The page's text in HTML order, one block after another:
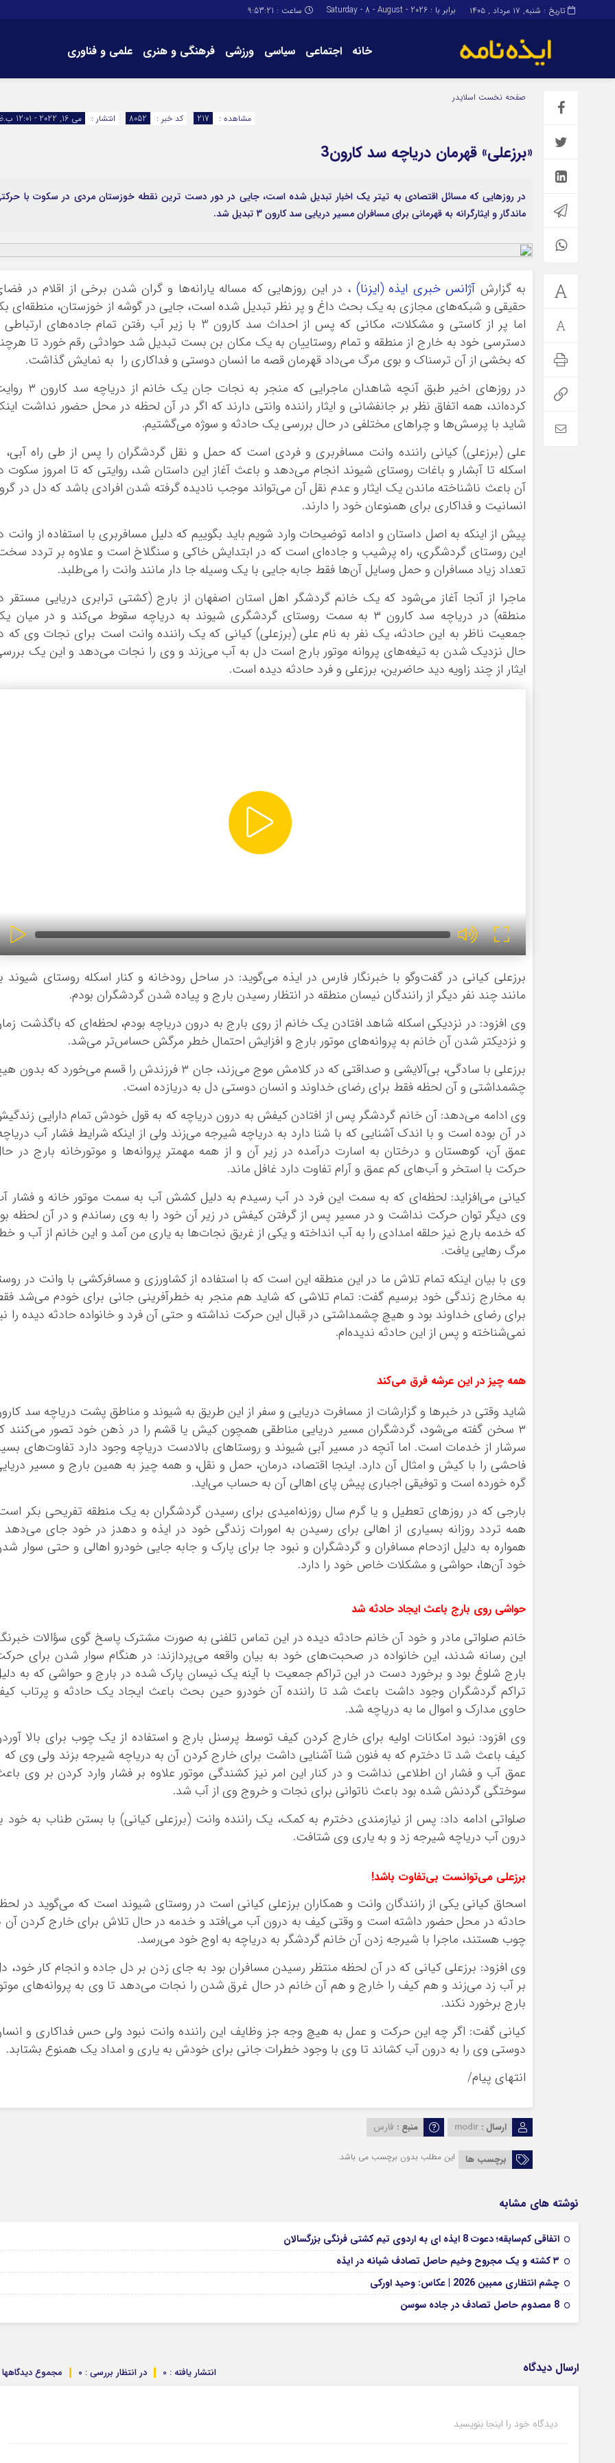
تاریخ : شنبه, ۱۷ مرداد , ۱۴۰۵ برابر با : Saturday - 8 - August - 2026 ساعت : 9:53:22
خانه اجتماعی سیاسی ورزشی فرهنگی و هنری علمی و فناوری
برگه نمونهصفحه نخست اسلایدر
انتشار :
می 16, 2022 - 12:01 ب.ظ کد خبر : 8052 مشاهده : 217
«برزعلی» قهرمان دریاچه سد کارون3
در روزهایی که مسائل اقتصادی به تیتر یک اخبار تبدیل شده است، جایی در دور دست ترین نقطه خوزستان مردی در سکوت با
ماندگار و ایثارگرانه به قهرمانی برای مسافران مسیر دریایی سد کارون 3 تبدیل شد.
به گزارش آژانس خبری ایذه (ایزنا) ، در این روزهایی که مساله یارانه‌ها و گران شدن برخی از اقلام در
حقیقی و شبکه‌های مجازی به یک بحث داغ و پر نظر تبدیل شده است، جایی در گوشه از خوزستان، منطقه‌ای
اما پر از کاستی و مشکلات، مکانی که پس از احداث سد کارون 3 با زیر آب رفتن تمام جاده‌های
دسترسی خود به خارج از منطقه و تمام روستاییان به یک مکان بن بست تبدیل شد حوادثی رقم خورد تا
که بخشی از آن ترسناک و بوی مرگ می‌داد قهرمان قصه ما انسان دوستی و فداکاری را به نمایش گذاشت.
در روز‌های اخیر طبق آنچه شاهدان ماجرایی که منجر به نجات جان یک
کرده‌اند، همه اتفاق نظر بر جانفشانی و ایثار راننده وانتی دارند که اگر در آن لحظه در محل حضور نداشت
شاید با پرسش‌ها و چرا‌های مختلفی در حال بررسی یک حادثه و سوژه می‌گشتیم.
علی (برزعلی) کیانی راننده وانت مسافربری و فردی است که حمل و نقل گردشگران را پس از طی راه آبی،
اسکله تا آبشار و باغات روستای شیوند انجام می‌دهد و باعث آغاز این داستان شد، روایتی که تا امروز سکوت
آن باعث ناشناخته ماندن یک ایثار و عدم نقل آن می‌تواند موجب نادیده گرفته شدن افرادی باشد که دل در
انسانیت و فداکاری برای همنوعان خود را دارند.
پیش از اینکه به اصل داستان و ادامه توضیحات وارد شویم باید بگوییم که دلیل مسافربری با استفاده از وانت
این روستای گردشگری، راه پرشیب و جاده‌ای است که در ابتدایش خاکی و سنگلاخ است و علاوه بر تردد
تعداد زیاد مسافران و حمل وسایل آن‌ها فقط جابه جایی با یک وسیله جا دار مانند وانت را می‌طلبد.
ماجرا از آنجا آغاز می‌شود که یک خانم گردشگر اهل استان اصفهان از بارج (کشتی ترابری دریایی مستقر
منطقه) در دریاچه سد کارون ۳ به سمت روستای گردشگری شیوند به دریاچه سقوط می‌کند و در میان
جمعیت ناظر به این حادثه، یک نفر به نام علی (برزعلی) کیانی که یک راننده وانت است برای نجات وی که
حال نزدیک شدن به تیغه‌های پروانه موتور بارج است دل به آب می‌زند و وی را نجات می‌دهد و این یک
ایثار از چند زاویه دید حاضرین، برزعلی و فرد حادثه دیده است.
برزعلی کیانی در گفت‌و‌گو با خبرنگار فارس در ایذه می‌گوید: در ساحل رودخانه و کنار اسکله روستای شیوند
مانند چند نفر دیگر از رانندگان نیسان منطقه در انتظار رسیدن بارج و پیاده شدن گردشگران بودم.
وی افزود: در نزدیکی اسکله شاهد افتادن یک خانم از روی بارج به درون دریاچه بودم، لحظه‌ای که باگذشت
و نزدیکتر شدن آن خانم به پروانه‌های موتور بارج و افزایش احتمال خطر مرگش حساس‌تر می‌شد.
برزعلی با سادگی، بی‌آلایشی و صداقتی که در کلامش موج می‌زند، جان ۳ فرزندش را قسم می‌خورد که
چشمداشتی و آن لحظه فقط برای رضای خداوند و انسان دوستی دل به دریا‌زده است.
وی ادامه می‌دهد: آن خانم گردشگر پس از افتادن کیفش به درون دریاچه که به قول خودش تمام دارایی
در آن بوده است و با اندک آشنایی که با شنا دارد به دریاچه شیرجه می‌زند ولی از اینکه شرایط فشار آب
عمق آن، کوهستان و درختان به اسارت درآمده در زیر آن و از همه مهمتر پروانه‌ها و موتورخانه بارج در
حرکت با استخر و آب‌های کم عمق و آرام تفاوت دارد غافل ماند.
کیانی می‌افزاید: لحظه‌ای که به سمت این فرد در آب رسیدم به دلیل کشش آب به سمت موتور خانه و فشار
وی دیگر توان حرکت نداشت و در مسیر پس از گرفتن کیفش در زیر آن خود را به وی رساندم و در آن لحظه
که خدمه بارج نیز حلقه امدادی را به آب انداخته و یکی از غریق نجات‌ها به یاری من آمد و این خانم از آب و
مرگ ر‌هایی یافت.
وی با بیان اینکه تمام تلاش ما در این منطقه این است که با استفاده از کشاورزی و مسافرکشی با وانت در
به مخارج زندگی خود برسیم گفت: تمام تلاشی که شاید هم منجر به خطرآفرینی جانی برای خودم می‌شد
برای رضای خداوند بود و هیچ چشمداشتی در قبال این حرکت نداشته و حتی آن فرد و خانواده حادثه دیده را
نمی‌شناخته و پس از این حادثه ندیده‌ام.
همه چیز در این عرشه فرق می‌کند
شاید وقتی در خبر‌ها و گزارشات از مسافرت دریایی و سفر از این طریق به شیوند و مناطق پشت دریاچه سد
۳ سخن گفته می‌شود، گردشگران مسیر دریایی مناطقی همچون کیش یا قشم را در ذهن خود تصور می‌کنند
سرشار از خدمات است. اما آنچه در مسیر آبی شیوند و روستا‌های بالادست دریاچه وجود دارد تفاوت‌های
فاحشی را با کیش و امثال آن دارد. اینجا اقتصاد، درمان، حمل و نقل، و همه چیز به همین بارج و مسیر
گره خورده است و توفیقی اجباری پیش پای اهالی آن به حساب می‌اید.
بارجی که در روز‌های تعطیل و یا گرم سال روزنه‌امیدی برای رسیدن گردشگران به یک منطقه تفریحی بکر
همه تردد روزانه بسیاری از اهالی برای رسیدن به امورات زندگی خود در ایذه و دهدز در خود جای می‌دهد
همواره به دلیل ازدحام مسافران و گردشگران و نبود جا برای پارک و جابه جایی خودرو اهالی و حتی سوار
خود آن‌ها، حواشی و مشکلات خاص خود را دارد.
حواشی روی بارج باعث ایجاد حادثه شد
خانم صلواتی مادر و خود آن خانم حادثه دیده در این تماس تلفنی به صورت مشترک پاسخ گوی سؤالات
این رسانه شدند، این خانواده در صحبت‌های خود به بیان واقعه می‌پردازند: در هنگام سوار شدن برای
بارج شلوغ بود و برخورد دست در این تراکم جمعیت با آینه یک نیسان پارک شده در بارج و حواشی که به
تراکم گردشگران وجود داشت باعث شد تا راننده آن خودرو حین بحث باعث ایجاد یک حادثه و پرتاب
حاوی مدارک و اموال ما به دریاچه شد.
وی افزود: نبود امکانات اولیه برای خارج کردن کیف توسط پرسنل بارج و استفاده از یک چوب برای بالا
کیف باعث شد تا دخترم که به فنون شنا آشنایی داشت برای خارج کردن آن به دریاچه شیرجه بزند ولی وی که
عمق آب و فشار ان اطلاعی نداشت و در کنار این امر نیز کشندگی موتور علاوه بر فشار وارد کردن بر وی
سوختگی گردنش شده بود باعث ناتوانی برای نجات و خروج وی از آب شد.
صلواتی ادامه داد: پس از نیازمندی دخترم به کمک، یک راننده وانت (برزعلی کیانی) با بستن طناب به خود
درون آب دریاچه شیرجه زد و به یاری وی شتافت.
برزعلی می‌توانست بی‌تفاوت باشد!
اسحاق کیانی یکی از رانندگان وانت و همکاران برزعلی کیانی است در روستای شیوند است که می‌گوید در
حادثه در محل حضور داشته است و وقتی کیف به درون آب می‌افتد و خدمه در حال تلاش برای خارج کردن آن
چوب هستند، ماجرا با شیرجه زدن آن خانم گردشگر به دریاچه به اوج خود می‌رسد.
وی افزود: برزعلی کیانی که در آن لحظه منتظر رسیدن مسافران بود به جای زدن بر دل جاده و انجام کار خود،
بر آب زد می‌زند و هم کیف را خارج و هم آن خانم در حال غرق شدن را نجات می‌دهد تا وی به پروانه‌های
بارج برخورد نکند.
کیانی گفت: اگر چه این حرکت و عمل به هیچ وجه جز وظایف این راننده وانت نبود ولی حس فداکاری و
دوستی وی را به درون آب کشاند تا وی با وجود خطرات جانی برای خودش به یاری و امداد یک همنوع بشتابد.
انتهای پیام/
ارسال : modir منبع : فارس
برچسب ها این مطلب بدون برچسب می باشد.
نوشته های مشابه
اتفاقی کم‌سابقه؛ دعوت 8 ایذه ای به اردوی تیم کشتی فرنگی بزرگسالان
۳ کشته و یک مجروح وخیم حاصل تصادف شبانه در ایذه
چشم انتظاری ممبین 2026 | عکاس: وحید اورکی
8 مصدوم حاصل تصادف در جاده سوسن
ارسال دیدگاه مجموع دیدگاهها : در انتظار بررسی : 0 انتشار یافته : 0
دیدگاه خود را اینجا بنویسید